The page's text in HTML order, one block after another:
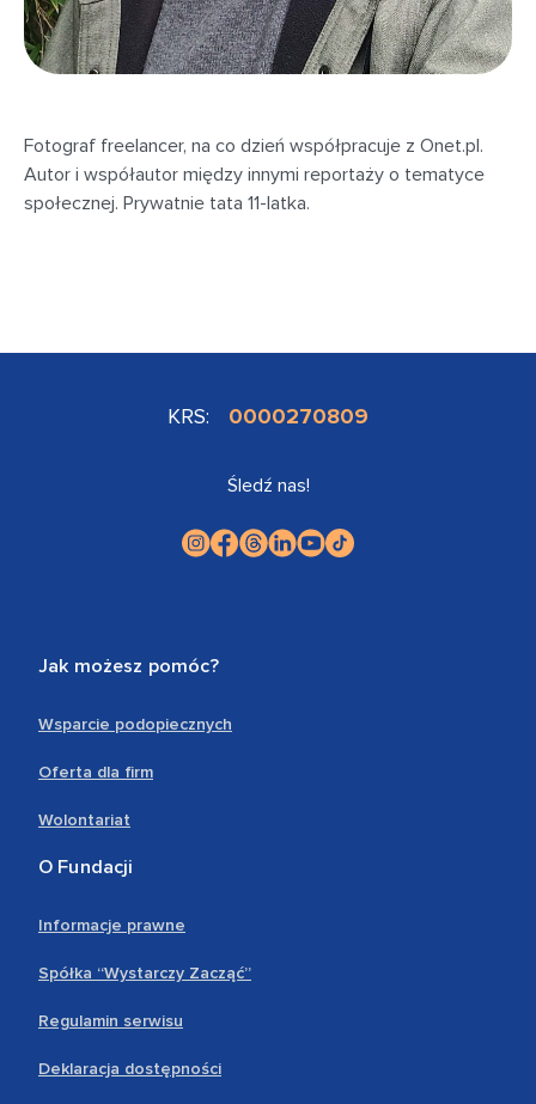
Fotograf freelancer, na co dzień współpracuje z Onet.pl.
Autor i współautor między innymi reportaży o tematyce
społecznej. Prywatnie tata 11-latka.
KRS: 0000270809
Śledź nas!
Jak możesz pomóc?
Wsparcie podopiecznych
Oferta dla firm
Wolontariat
O Fundacji
Informacje prawne
Spółka “Wystarczy Zacząć”
Regulamin serwisu
Deklaracja dostępności